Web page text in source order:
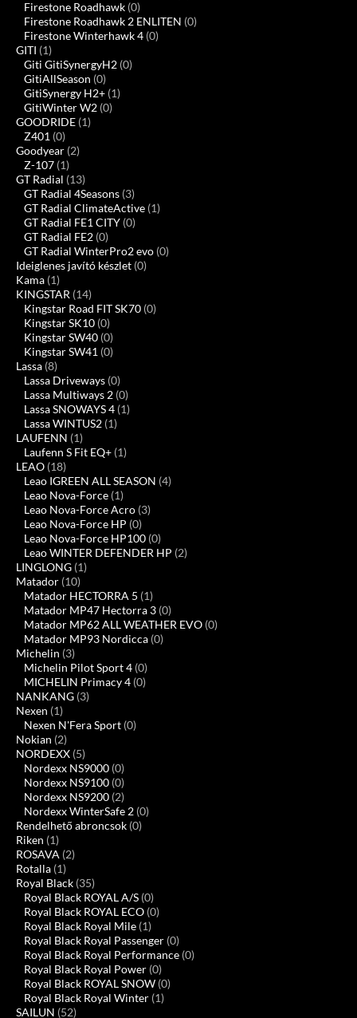
Firestone Roadhawk (0)
Firestone Roadhawk 2 ENLITEN (0)
Firestone Winterhawk 4 (0)
GITI (1)
Giti GitiSynergyH2 (0)
GitiAllSeason (0)
GitiSynergy H2+ (1)
GitiWinter W2 (0)
GOODRIDE (1)
Z401 (0)
Goodyear (2)
Z-107 (1)
GT Radial (13)
GT Radial 4Seasons (3)
GT Radial ClimateActive (1)
GT Radial FE1 CITY (0)
GT Radial FE2 (0)
GT Radial WinterPro2 evo (0)
Ideiglenes javító készlet (0)
Kama (1)
KINGSTAR (14)
Kingstar Road FIT SK70 (0)
Kingstar SK10 (0)
Kingstar SW40 (0)
Kingstar SW41 (0)
Lassa (8)
Lassa Driveways (0)
Lassa Multiways 2 (0)
Lassa SNOWAYS 4 (1)
Lassa WINTUS2 (1)
LAUFENN (1)
Laufenn S Fit EQ+ (1)
LEAO (18)
Leao IGREEN ALL SEASON (4)
Leao Nova-Force (1)
Leao Nova-Force Acro (3)
Leao Nova-Force HP (0)
Leao Nova-Force HP100 (0)
Leao WINTER DEFENDER HP (2)
LINGLONG (1)
Matador (10)
Matador HECTORRA 5 (1)
Matador MP47 Hectorra 3 (0)
Matador MP62 ALL WEATHER EVO (0)
Matador MP93 Nordicca (0)
Michelin (3)
Michelin Pilot Sport 4 (0)
MICHELIN Primacy 4 (0)
NANKANG (3)
Nexen (1)
Nexen N'Fera Sport (0)
Nokian (2)
NORDEXX (5)
Nordexx NS9000 (0)
Nordexx NS9100 (0)
Nordexx NS9200 (2)
Nordexx WinterSafe 2 (0)
Rendelhető abroncsok (0)
Riken (1)
ROSAVA (2)
Rotalla (1)
Royal Black (35)
Royal Black ROYAL A/S (0)
Royal Black ROYAL ECO (0)
Royal Black Royal Mile (1)
Royal Black Royal Passenger (0)
Royal Black Royal Performance (0)
Royal Black Royal Power (0)
Royal Black ROYAL SNOW (0)
Royal Black Royal Winter (1)
SAILUN (52)